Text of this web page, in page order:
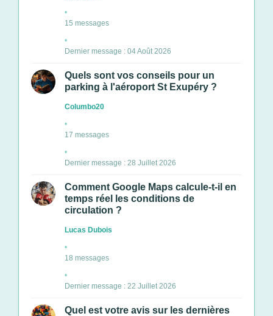
15 messages
Dernier message : 04 Août 2026
Quels sont vos conseils pour un
parking à l'aéroport St Exupéry ?
Columbo20
17 messages
Dernier message : 28 Juillet 2026
Comment Google Maps calcule-t-il en
temps réel les conditions de
circulation ?
Lucas Dubois
18 messages
Dernier message : 22 Juillet 2026
Quel est votre avis sur les dernières